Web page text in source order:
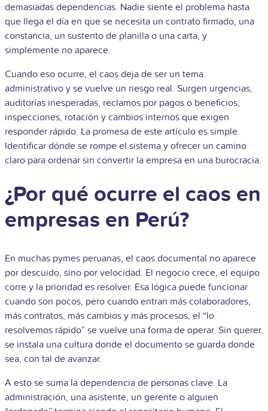
demasiadas dependencias. Nadie siente el problema hasta
que llega el día en que se necesita un contrato firmado, una
constancia, un sustento de planilla o una carta, y
simplemente no aparece.
Cuando eso ocurre, el caos deja de ser un tema
administrativo y se vuelve un riesgo real. Surgen urgencias,
auditorías inesperadas, reclamos por pagos o beneficios,
inspecciones, rotación y cambios internos que exigen
responder rápido. La promesa de este artículo es simple.
Identificar dónde se rompe el sistema y ofrecer un camino
claro para ordenar sin convertir la empresa en una burocracia.
¿Por qué ocurre el caos en
empresas en Perú?
En muchas pymes peruanas, el caos documental no aparece
por descuido, sino por velocidad. El negocio crece, el equipo
corre y la prioridad es resolver. Esa lógica puede funcionar
cuando son pocos, pero cuando entran más colaboradores,
más contratos, más cambios y más procesos, el “lo
resolvemos rápido” se vuelve una forma de operar. Sin querer,
se instala una cultura donde el documento se guarda donde
sea, con tal de avanzar.
A esto se suma la dependencia de personas clave. La
administración, una asistente, un gerente o alguien